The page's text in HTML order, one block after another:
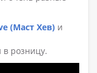
(Маст Хев) и
в розницу.